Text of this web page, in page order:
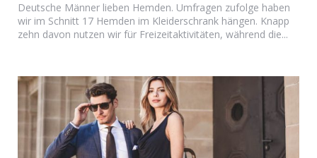
Deutsche Männer lieben Hemden. Umfragen zufolge haben
wir im Schnitt 17 Hemden im Kleiderschrank hängen. Knapp
zehn davon nutzen wir für Freizeitaktivitäten, während die...